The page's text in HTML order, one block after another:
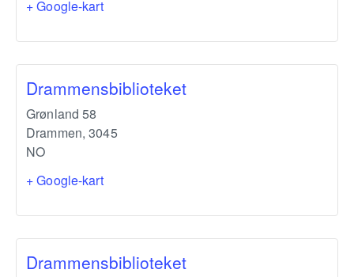
+ Google-kart
Drammensbiblioteket
Grønland 58
Drammen, 3045
NO
+ Google-kart
Drammensbiblioteket